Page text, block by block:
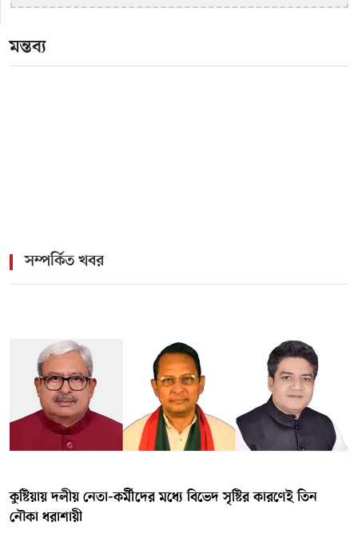
মন্তব্য
সম্পর্কিত খবর
কুষ্টিয়ায় দলীয় নেতা-কর্মীদের মধ্যে বিভেদ সৃষ্টির কারণেই তিন
নৌকা ধরাশায়ী